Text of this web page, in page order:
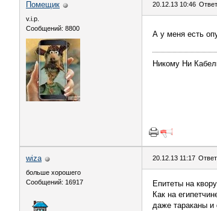
Помещик
v.i.p.
Сообщений: 8800
20.12.13 10:46
А у меня есть
Никому Ни
wiza
больше хорошего
Сообщений: 16917
20.12.13 11:17
Епитеты на
Как на
даже тараканы